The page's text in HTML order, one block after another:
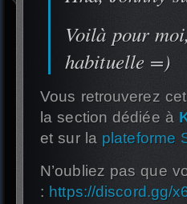
Voilà pour
habituelle =)
Vous retrouverez
la section dédiée à
et sur la plateforme
N’oubliez pas que
: https://discord.gg/